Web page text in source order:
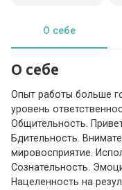
О себе
О себе
Опыт работы больше
уровень
Общительность.
Бдительность.
мировосприятие.
Сознательность.
Нацеленность на